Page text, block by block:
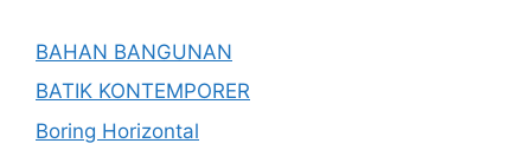
BAHAN BANGUNAN
BATIK KONTEMPORER
Boring Horizontal